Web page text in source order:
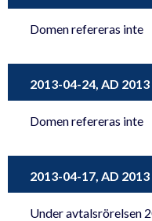
Domen refereras inte
2013-04-24, AD 2013
Domen refereras inte
2013-04-17, AD
Under avtalsrörelsen